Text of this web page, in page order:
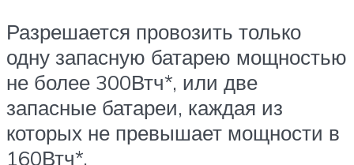
Разрешается провозить только
одну запасную батарею мощностью
не более 300Втч*, или две
запасные батареи, каждая из
которых не превышает мощности в
160Втч*.